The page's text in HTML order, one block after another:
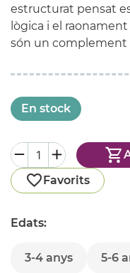
estructurat pensat
lògica i el
són un complement
En stock
Favorits
Edats:
3-4 anys
5-6